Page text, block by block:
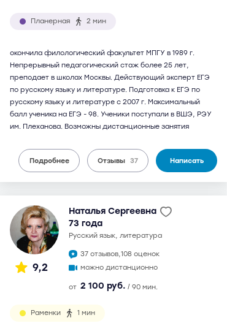
Планерная 2 мин
окончила филологический факультет МПГУ в 1989 г.
Непрерывный педагогический стаж более 25 лет,
преподает в школах Москвы. Действующий эксперт ЕГЭ
по русскому языку и литературе. Подготовка к ЕГЭ по
русскому языку и литературе с 2007 г. Максимальный
балл ученика на ЕГЭ - 98. Ученики поступали в ВШЭ, РЭУ
им. Плеханова. Возможны дистанционные занятия
Подробнее Отзывы 37 Написать
9,2
Наталья Сергеевна
73 года
русский язык, литература
37 отзывов,108 оценок
можно дистанционно
от 2 100 руб. / 90 мин.
Раменки 1 мин